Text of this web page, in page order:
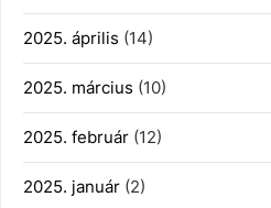
2025. április (14)
2025. március (10)
2025. február (12)
2025. január (2)